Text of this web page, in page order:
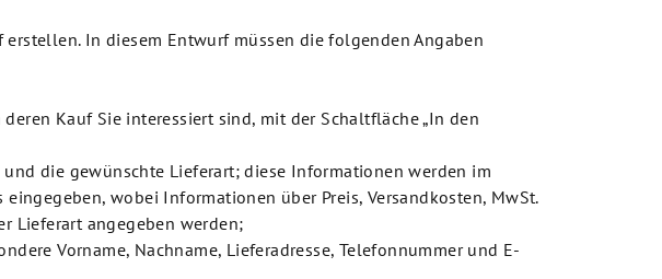
In diesem Entwurf müssen die folgenden Angaben
Kauf Sie interessiert sind, mit der Schaltfläche „In den
die gewünschte Lieferart; diese Informationen werden im
wobei Informationen über Preis, Versandkosten, MwSt.
Lieferart angegeben werden;
Vorname, Nachname, Lieferadresse, Telefonnummer und E-